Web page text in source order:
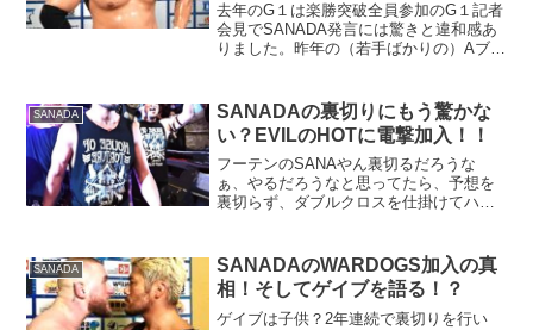
去年のG１は楽勝突破全員参加のG１記者
会見でSANADA発言には驚きと違和感あ
りました。昨年の（若手ばかりの）Aブロ
ばります的な発言。去年のG１Aブロック
楽勝発言は、新...
SANADA
SANADAの裏切りにもう驚かな
い？EVILのHOTに電撃加入！！
フーテンのSANAやん裏切るだろうな
ぁ、やるだろうなと思ってたら、予想を
裏切らず、ダブルクロスを仕掛けてハウ
すたび、奇抜で洗練されたスタイルで注
目を集めるファッシ...
SANADA
SANADAのWARDOGS加入の真
相！そしてゲイブを語る！？
ゲイブは子供？2年連続で裏切りを行い